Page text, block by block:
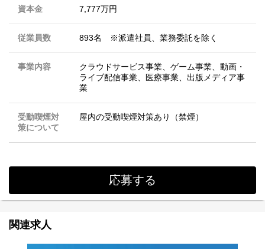
資本金 7,777万円
従業員数 893名 ※派遣社員、業務委託を除く
事業内容
クラウドサービス事業、ゲーム事業、動画・
ライブ配信事業、医療事業、出版メディア事
業
受動喫煙対
策について
屋内の受動喫煙対策あり（禁煙）
応募する
関連求人